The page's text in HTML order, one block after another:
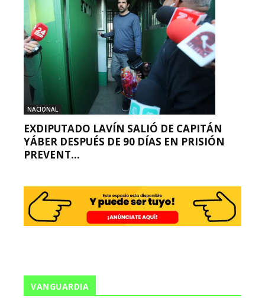
NACIONAL
EXDIPUTADO LAVÍN SALIÓ DE CAPITÁN
YÁBER DESPUÉS DE 90 DÍAS EN PRISIÓN
PREVENT...
VANGUARDIA